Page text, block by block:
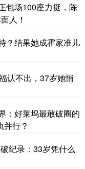
包场100座力挺，陈
人！
？结果她成霍家准儿
认不出，37岁她悄
：好莱坞最敢破圈的
并行？
纪录：33岁凭什么